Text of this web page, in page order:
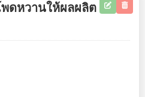
ดหวานให้ผลผลิต